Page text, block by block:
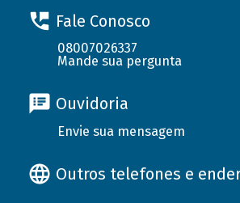
Fale Conosco
08007026337
Mande sua pergunta
Ouvidoria
Envie sua mensagem
Outros telefones e